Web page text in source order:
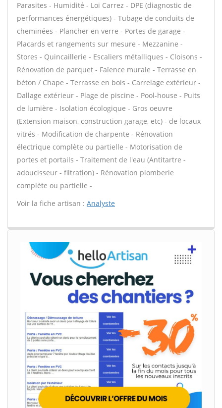
Parasites - Humidité - Loi Carrez - DPE (diagnostic de
performances énergétiques) - Tubage de conduits de
cheminées - Plancher en verre - Portes de garage -
Placards et rangements sur mesure - Mezzanine -
Stores - Quincaillerie - Escaliers métalliques - Cloisons -
Rénovation de parquet - Faïence murale - Terrasse en
béton / Chape - Terrasse en bois - Carrelage extérieur -
Dallage extérieur - Plage de piscine - Pool-house - Puits
de lumière - Isolation écologique - Gros oeuvre
(Extension maison, construction garage, etc) - de locaux
vitrés - Modification de charpente - Rénovation
électrique complète ou partielle - Motorisation de
portes et portails - Traitement de l'eau (Antitartre -
adoucisseur - filtration) - Rénovation plomberie
complète ou partielle -
Voir la fiche artisan : Analyste